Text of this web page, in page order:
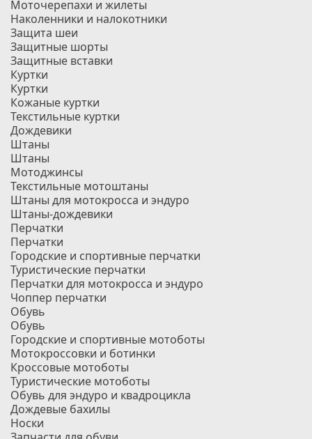
Моточерепахи и жилеты
Наколенники и налокотники
Защита шеи
Защитные шорты
Защитные вставки
Куртки
Куртки
Кожаные куртки
Текстильные куртки
Дождевики
Штаны
Штаны
Мотоджинсы
Текстильные мотоштаны
Штаны для мотокросса и эндуро
Штаны-дождевики
Перчатки
Перчатки
Городские и спортивные перчатки
Туристические перчатки
Перчатки для мотокросса и эндуро
Чоппер перчатки
Обувь
Обувь
Городские и спортивные мотоботы
Мотокроссовки и ботинки
Кроссовые мотоботы
Туристические мотоботы
Обувь для эндуро и квадроцикла
Дождевые бахилы
Носки